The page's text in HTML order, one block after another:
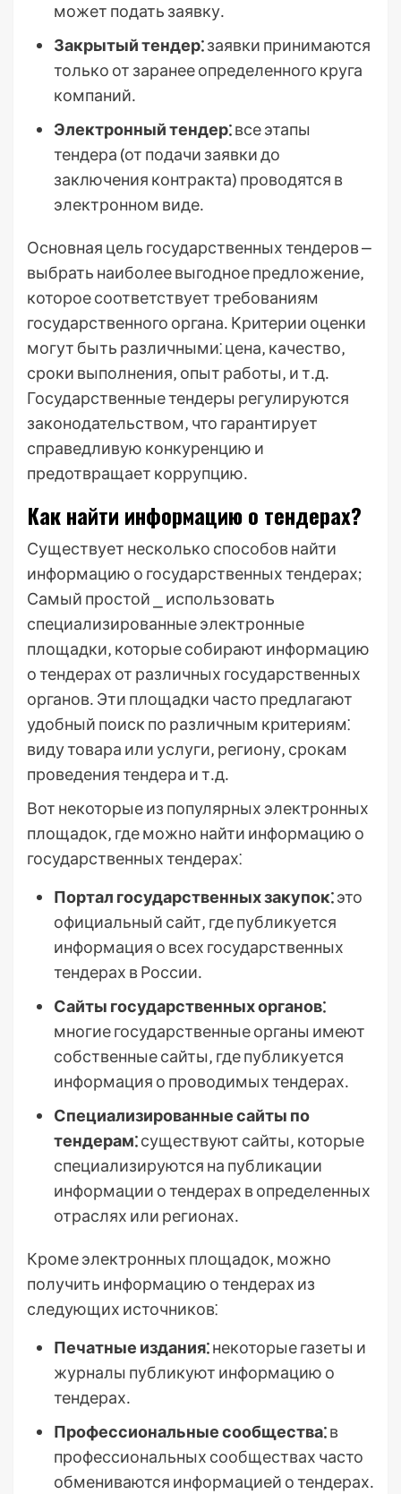
может подать заявку․
Закрытый тендер⁚заявки принимаются
только от заранее определенного круга
компаний․
Электронный тендер⁚все этапы
тендера (от подачи заявки до
заключения контракта) проводятся в
электронном виде․
Основная цель государственных тендеров ⎼
выбрать наиболее выгодное предложение‚
которое соответствует требованиям
государственного органа․ Критерии оценки
могут быть различными⁚ цена‚ качество‚
сроки выполнения‚ опыт работы‚ и т․д․
Государственные тендеры регулируются
законодательством‚ что гарантирует
справедливую конкуренцию и
предотвращает коррупцию․
Как найти информацию о тендерах?
Существует несколько способов найти
информацию о государственных тендерах;
Самый простой ⎯ использовать
специализированные электронные
площадки‚ которые собирают информацию
о тендерах от различных государственных
органов․ Эти площадки часто предлагают
удобный поиск по различным критериям⁚
виду товара или услуги‚ региону‚ срокам
проведения тендера и т․д․
Вот некоторые из популярных электронных
площадок‚ где можно найти информацию о
государственных тендерах⁚
Портал государственных закупок⁚это
официальный сайт‚ где публикуется
информация о всех государственных
тендерах в России․
Сайты государственных органов⁚
многие государственные органы имеют
собственные сайты‚ где публикуется
информация о проводимых тендерах․
Специализированные сайты по
тендерам⁚существуют сайты‚ которые
специализируются на публикации
информации о тендерах в определенных
отраслях или регионах․
Кроме электронных площадок‚ можно
получить информацию о тендерах из
следующих источников⁚
Печатные издания⁚некоторые газеты и
журналы публикуют информацию о
тендерах․
Профессиональные сообщества⁚в
профессиональных сообществах часто
обмениваются информацией о тендерах․